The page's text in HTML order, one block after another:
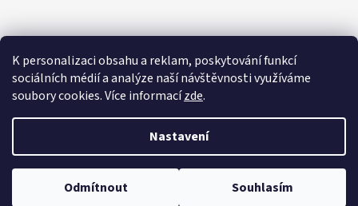
K personalizaci obsahu a reklam, poskytování funkcí
sociálních médií a analýze naší návštěvnosti využíváme
soubory cookies. Více informacízde.
Nastavení
Odmítnout Souhlasím
Copyright 2026Berem.cz. Všechna práva vyhrazena.Upravit